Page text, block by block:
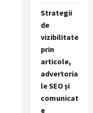
Strategii
de
vizibilitate
prin
articole,
advertoria
le SEO și
comunicat
e